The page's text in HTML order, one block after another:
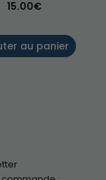
15.00€
au panier